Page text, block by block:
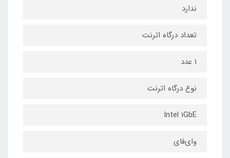
ندارد
تعداد درگاه اترنت
1 عدد
نوع درگاه اترنت
Intel 1GbE
وای‌فای